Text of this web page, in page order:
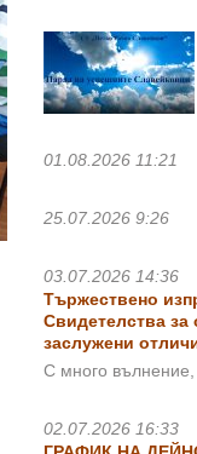
01.08.2026 11:21
25.07.2026 9:26
03.07.2026 14:36
Тържествено
Свидетелства за
заслужени
С много вълнение,
02.07.2026 16:33